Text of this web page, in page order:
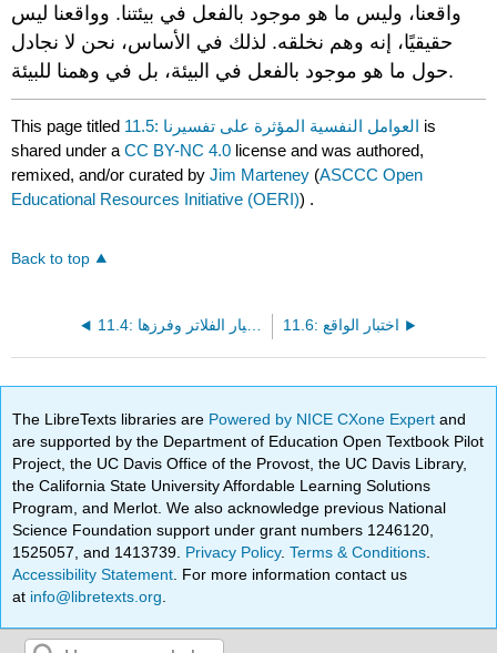
واقعنا، وليس ما هو موجود بالفعل في بيئتنا. وواقعنا ليس
حقيقيًا، إنه وهم نخلقه. لذلك في الأساس، نحن لا نجادل
حول ما هو موجود بالفعل في البيئة، بل في وهمنا للبيئة.
This page titled 11.5: العوامل النفسية المؤثرة على تفسيرنا is
shared under aCC BY-NC 4.0 license and was authored,
remixed, and/or curated byJim Marteney (ASCCC Open
Educational Resources Initiative (OERI)) .
Back to top
11.4: اختيار الفلاتر وفرزها 11.6: اختبار الواقع
The LibreTexts libraries are Powered by NICE CXone Expertand
are supported by the Department of Education Open Textbook Pilot
Project, the UC Davis Office of the Provost, the UC Davis Library,
the California State University Affordable Learning Solutions
Program, and Merlot. We also acknowledge previous National
Science Foundation support under grant numbers 1246120,
1525057, and 1413739. Privacy Policy.Terms & Conditions
Accessibility Statement . For more information contact us
at info@libretexts.org